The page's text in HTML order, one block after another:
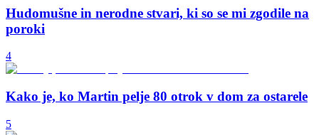
Hudomušne in nerodne stvari, ki so se mi zgodile na
poroki
4
Kako je, ko Martin pelje 80 otrok v dom za ostarele
5